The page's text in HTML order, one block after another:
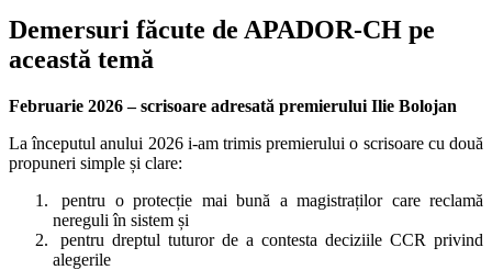
Demersuri făcute de APADOR-CH pe
această temă
Februarie 2026 – scrisoare adresată premierului Ilie Bolojan
La începutul anului 2026 i-am trimis premierului o scrisoare cu două
propuneri simple și clare:
pentru o protecție mai bună a magistraților care reclamă
nereguli în sistem și
pentru dreptul tuturor de a contesta deciziile CCR privind
alegerile